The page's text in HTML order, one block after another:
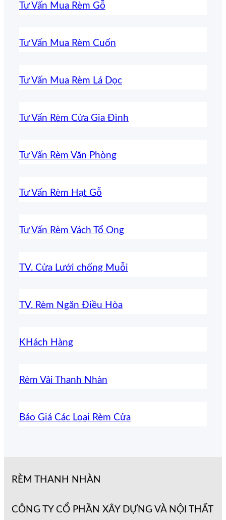
Tư Vấn Mua Rèm Gỗ
Tư Vấn Mua Rèm Cuốn
Tư Vấn Mua Rèm Lá Dọc
Tư Vấn Rèm Cửa Gia Đình
Tư Vấn Rèm Văn Phòng
Tư Vấn Rèm Hạt Gỗ
Tư Vấn Rèm Vách Tổ Ong
TV. Cửa Lưới chống Muỗi
TV. Rèm Ngăn Điều Hòa
KHách Hàng
Rèm Vải Thanh Nhàn
Báo Giá Các Loại Rèm Cửa
RÈM THANH NHÀN
CÔNG TY CỔ PHẦN XÂY DỰNG VÀ NỘI THẤT